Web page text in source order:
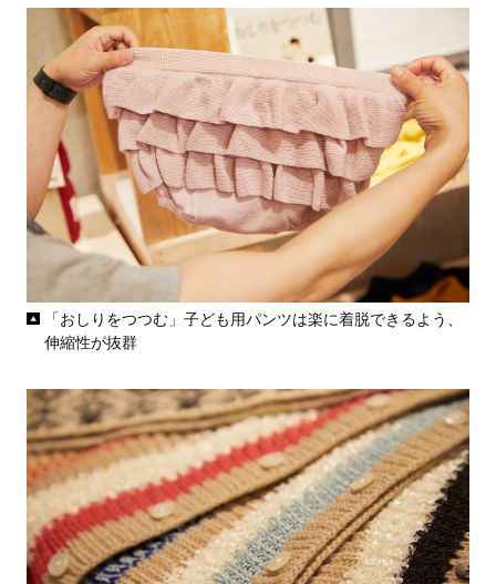
「おしりをつつむ」子ども用パンツは楽に着脱できるよう、
伸縮性が抜群